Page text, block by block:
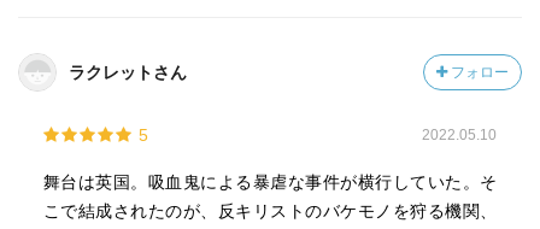
ラクレットさん フォロー
5 2022.05.10
舞台は英国。吸血鬼による暴虐な事件が横行していた。そ
こで結成されたのが、反キリストのバケモノを狩る機関、